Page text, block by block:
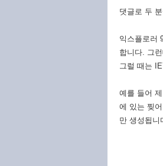
댓글로 두
익스플로러
합니다. 그
그럴 때는
예를 들어
에 있는 찢
만 생성됩니